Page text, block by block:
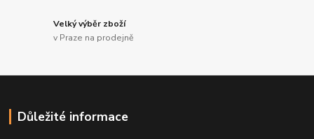
Velký výběr zboží
v Praze na prodejně
Důležité informace